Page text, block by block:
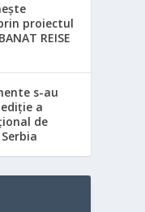
proiectul
REISE
s-au
a
de